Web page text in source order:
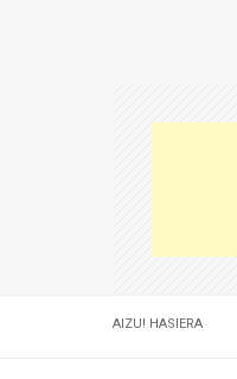
AIZU! HASIERA